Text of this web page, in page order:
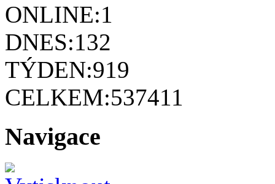
ONLINE:1
DNES:132
TÝDEN:919
CELKEM:537411
Navigace